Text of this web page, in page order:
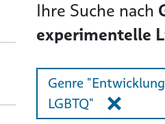
Ihre Suche nach
experimentelle
Genre
LGBTQ"